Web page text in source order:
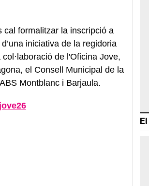
cal formalitzar la inscripció a
iniciativa de la regidoria
de l'Oficina Jove,
el Consell Municipal de la
Montblanc i Barjaula.